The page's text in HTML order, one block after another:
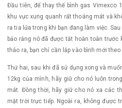
Đầu tiên, để thay thế bình gas Vimexco
khu vực xung quanh rất thoáng mát và
ra tia lửa trong khi bạn đang làm việc.
bảo rằng nó đã được tắt hoàn toàn trước
tháo ra, bạn chỉ cần lắp vào bình mới
Thứ hai, sau khi đã sử dụng xong và
12kg của mình, hãy giữ cho nó luôn
mát. Đồng thời, hãy giữ cho nó xa các
mặt trời trực tiếp. Ngoài ra, không được